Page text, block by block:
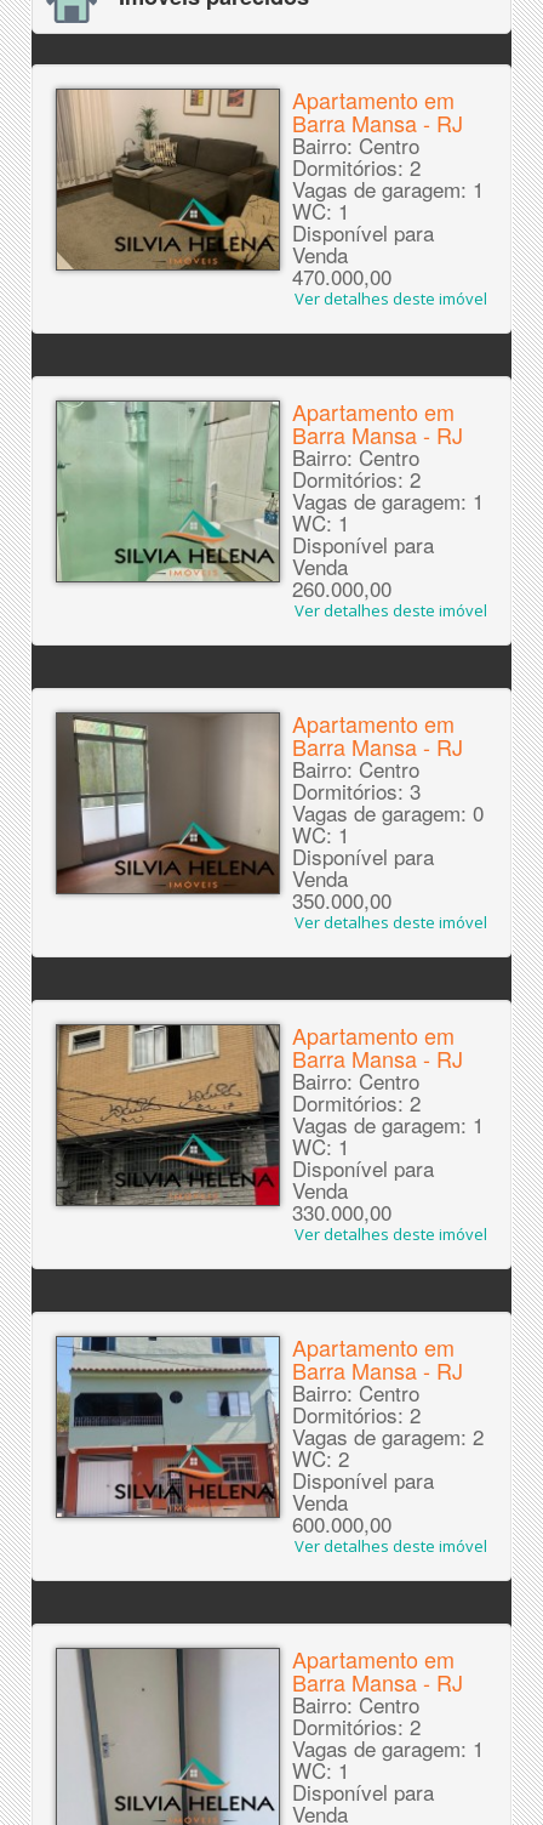
Apartamento em
Barra Mansa - RJ
Bairro: Centro
Dormitórios: 2
Vagas de garagem: 1
WC: 1
Disponível para
Venda
470.000,00
Ver detalhes deste imóvel
Apartamento em
Barra Mansa - RJ
Bairro: Centro
Dormitórios: 2
Vagas de garagem: 1
WC: 1
Disponível para
Venda
260.000,00
Ver detalhes deste imóvel
Apartamento em
Barra Mansa - RJ
Bairro: Centro
Dormitórios: 3
Vagas de garagem: 0
WC: 1
Disponível para
Venda
350.000,00
Ver detalhes deste imóvel
Apartamento em
Barra Mansa - RJ
Bairro: Centro
Dormitórios: 2
Vagas de garagem: 1
WC: 1
Disponível para
Venda
330.000,00
Ver detalhes deste imóvel
Apartamento em
Barra Mansa - RJ
Bairro: Centro
Dormitórios: 2
Vagas de garagem: 2
WC: 2
Disponível para
Venda
600.000,00
Ver detalhes deste imóvel
Apartamento em
Barra Mansa - RJ
Bairro: Centro
Dormitórios: 2
Vagas de garagem: 1
WC: 1
Disponível para
Venda